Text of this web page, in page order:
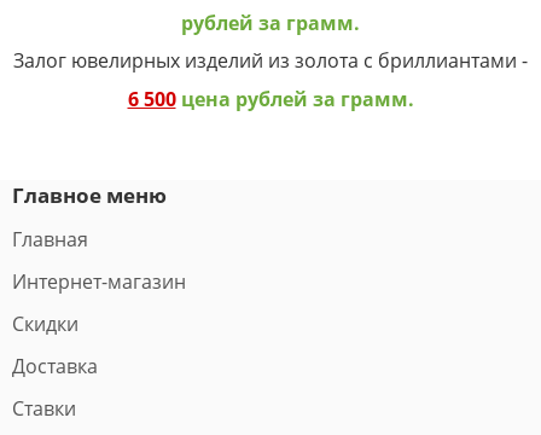
рублей за грамм.
Залог ювелирных изделий из золота с бриллиантами -
6 500цена рублей за грамм.
Главное меню
Главная
Интернет-магазин
Скидки
Доставка
Ставки